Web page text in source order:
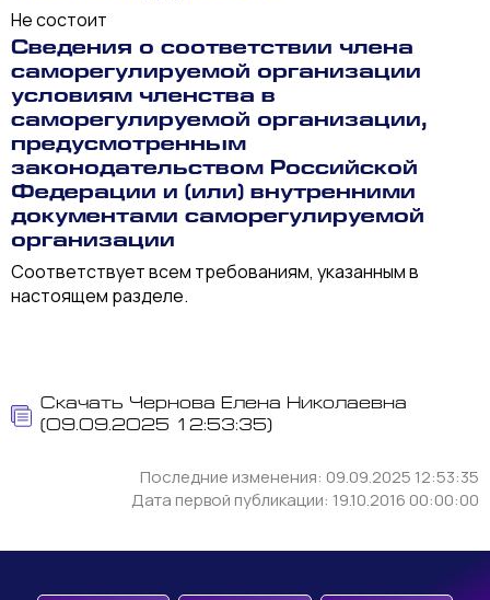
Не состоит
Сведения о соответствии члена
саморегулируемой организации
условиям членства в
саморегулируемой организации,
предусмотренным
законодательством Российской
Федерации и (или) внутренними
документами саморегулируемой
организации
Соответствует всем требованиям, указанным в
настоящем разделе.
Скачать Чернова Елена Николаевна
(09.09.2025 12:53:35)
Последние изменения: 09.09.2025 12:53:35
Дата первой публикации: 19.10.2016 00:00:00